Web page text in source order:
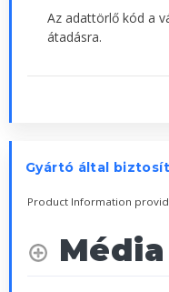
Az adattörlő kód a
átadásra.
Gyártó által
Product Information
Média